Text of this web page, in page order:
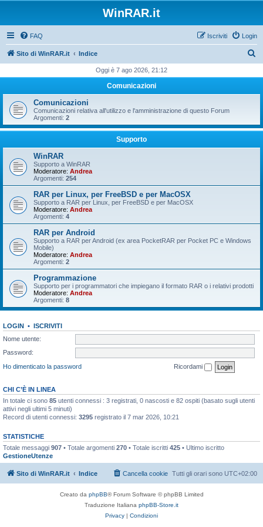
WinRAR.it
FAQ Login
Iscriviti
Sito di WinRAR.it Indice
c
Oggi è 7 ago 2026, 21:12
Comunicazioni
Comunicazioni
Comunicazioni relativa all'utilizzo e l'amministrazione di questo Forum
Argomenti: 2
Supporto
WinRAR
Supporto a WinRAR
Moderatore: Andrea
Argomenti: 254
RAR per Linux, per FreeBSD e per MacOSX
Supporto a RAR per Linux, per FreeBSD e per MacOSX
Moderatore: Andrea
Argomenti: 4
RAR per Android
Supporto a RAR per Android (ex area PocketRAR per Pocket PC e Windows
Mobile)
Moderatore: Andrea
Argomenti: 2
Programmazione
Supporto per i programmatori che impiegano il formato RAR o i relativi prodotti
Moderatore: Andrea
Argomenti: 8
LOGIN • ISCRIVITI
Nome utente:
Password:
Ho dimenticato la password
Ricordami
CHI C’È IN LINEA
In totale ci sono 85 utenti connessi : 3 registrati, 0 nascosti e 82 ospiti (basato sugli utenti
attivi negli ultimi 5 minuti)
Record di utenti connessi: 3295 registrato il 7 mar 2026, 10:21
STATISTICHE
Totale messaggi 907 • Totale argomenti 270 • Totale iscritti 425 • Ultimo iscritto
GestioneUtenze
Sito di WinRAR.it Indice Tutti gli orari sono UTC+02:00
Cancella cookie
Creato da phpBB® Forum Software © phpBB Limited
Traduzione Italiana phpBB-Store.it
Privacy | Condizioni